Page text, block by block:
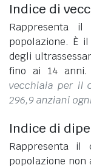
Indice di
Rappresenta
popolazione. È
degli
fino ai 14
vecchiaia per il
296,9 anziani
Indice di
Rappresenta il
popolazione